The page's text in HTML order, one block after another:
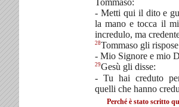
- Metti qui il dito e
la mano e tocca il
incredulo, ma
28Tommaso gli
- Mio Signore e mio
29Gesù gli disse:
- Tu hai creduto
quelli che hanno
Perché è stato scritto